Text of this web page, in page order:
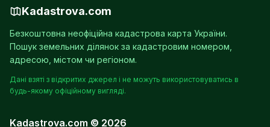
Kadastrova.com
Безкоштовна неофіційна кадастрова карта України.
Пошук земельних ділянок за кадастровим номером,
адресою, містом чи регіоном.
Дані взяті з відкритих джерел і не можуть використовуватись в
будь-якому офіційному вигляді.
Kadastrova.com © 2026